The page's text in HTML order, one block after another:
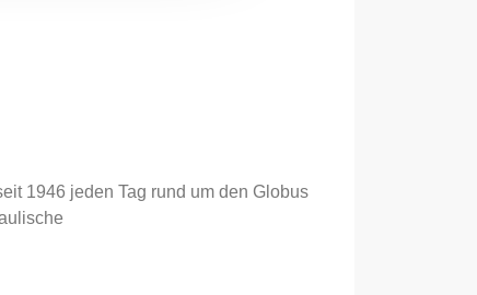
1946 jeden Tag rund um den Globus